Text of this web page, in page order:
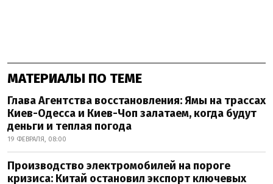
МАТЕРИАЛЫ ПО ТЕМЕ
Глава Агентства восстановления: Ямы на трассах
Киев-Одесса и Киев-Чоп залатаем, когда будут
деньги и теплая погода
19 ФЕВРАЛЯ, 08:00
Производство электромобилей на пороге
кризиса: Китай остановил экспорт ключевых